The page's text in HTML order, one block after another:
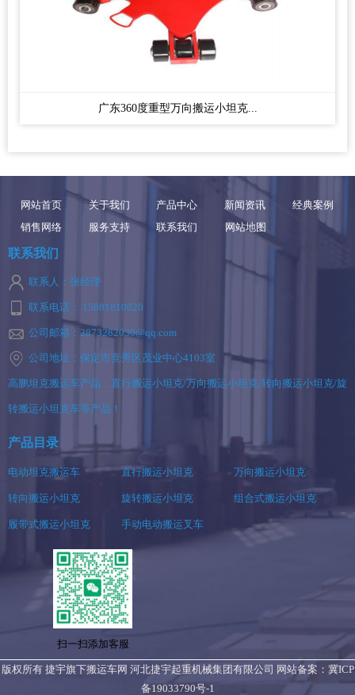
广东360度重型万向搬运小坦克...
网站首页 关于我们 产品中心 新闻资讯
经典案例
销售网络
服务支持 联系我们 网站地图
联系我们
联系人：张经理
联系电话： 15081810020
公司邮箱：2873282030@qq.com
公司地址：保定市竞秀区茂业中心4103室
高鹏坦克搬运车产品：直行搬运小坦克/万向搬运小坦克/转向搬运小坦克/旋
转搬运小坦克车等产品！
产品目录
电动坦克搬运车 直行搬运小坦克 万向搬运小坦克
转向搬运小坦克 旋转搬运小坦克 组合式搬运小坦克
履带式搬运小坦克 手动电动搬运叉车
扫一扫添加客服
版权所有 捷宇旗下搬运车网 河北捷宇起重机械集团有限公司 网站备案： 冀ICP
备19033790号-1